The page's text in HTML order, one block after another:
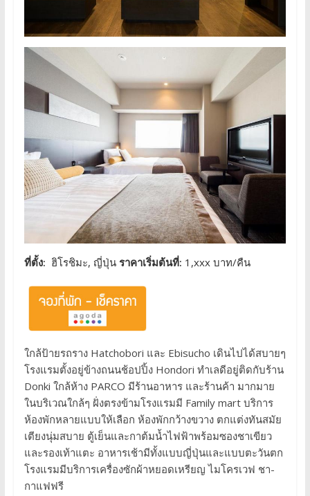
ที่ตั้ง: ฮิโรชิมะ, ญี่ปุ่น ราคาเริ่มต้นที่: 1,xxx บาท/คืน
ใกล้ป้ายรถราง Hatchobori และ Ebisucho เดินไปได้สบายๆ
โรงแรมตั้งอยู่ข้างถนนช้อปปิ้ง Hondori ทำเลดีอยู่ติดกับร้าน
Donki ใกล้ห้าง PARCO มีร้านอาหาร และร้านค้า มากมาย
ในบริเวณใกล้ๆ ฝั่งตรงข้ามโรงแรมมี Family mart บริการ
ห้องพักหลายแบบให้เลือก ห้องพักกว้างขวาง ตกแต่งทันสมัย
เตียงนุ่มสบาย ตู้เย็นและกาต้มน้ำไฟฟ้าพร้อมซองชาเขียว
และรองเท้าแตะ อาหารเช้ามีทั้งแบบญี่ปุ่นและแบบตะวันตก
โรงแรมมีบริการเครื่องซักผ้าหยอดเหรียญ ไมโครเวฟ ชา-
กาแฟฟรี